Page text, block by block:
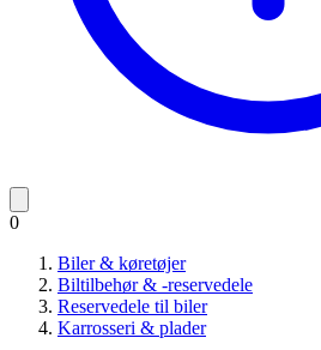
0
Biler & køretøjer
Biltilbehør & -reservedele
Reservedele til biler
Karrosseri & plader